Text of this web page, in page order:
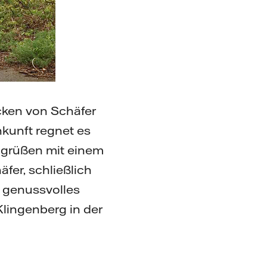
von Schäfer
regnet es
mit einem
schließlich
in der